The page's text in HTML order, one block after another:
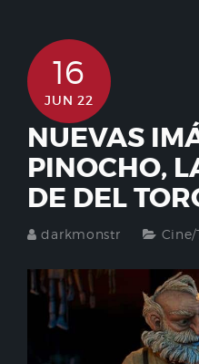
16
JUN 22
NUEVAS
PINOCHO,
DE DEL
darkmonstr Cine/